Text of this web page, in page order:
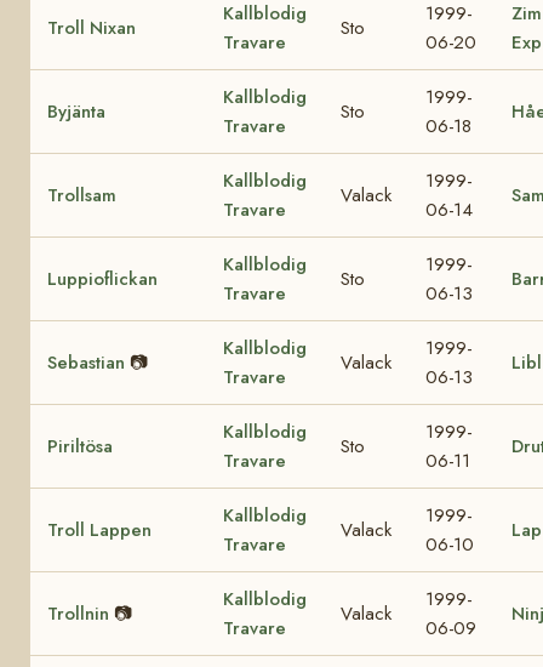
Troll Nixan
Kallblodig
Travare
Sto
1999-
06-20
Byjänta
Kallblodig
Travare
Sto
1999-
06-18
Trollsam
Kallblodig
Travare
Valack
1999-
06-14
Luppioflickan
Kallblodig
Travare
Sto
1999-
06-13
Sebastian 📷
Kallblodig
Travare
Valack
1999-
06-13
Piriltösa
Kallblodig
Travare
Sto
1999-
06-11
Troll Lappen
Kallblodig
Travare
Valack
1999-
06-10
Trollnin 📷
Kallblodig
Travare
Valack
1999-
06-09